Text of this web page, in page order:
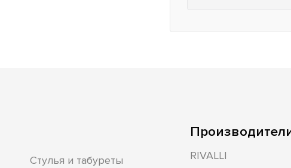
Стулья и табуреты
RIVALLI